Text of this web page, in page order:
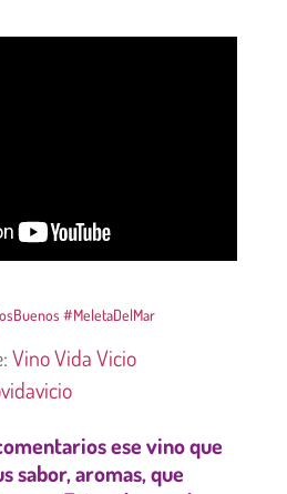
#MeletaDelMar
Vino Vida Vicio
ese vino que
sabor, aromas, que